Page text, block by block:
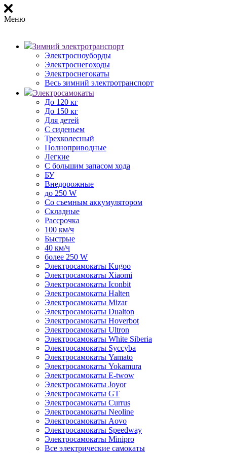
Меню
Зимний электротранспорт
Электросноуборды
Электроснегоходы
Электроснегокаты
Весь зимний электротранспорт
Электросамокаты
До 120 кг
До 150 кг
Для детей
С сиденьем
Трехколесный
Полноприводные
Легкие
С большим запасом хода
БУ
Внедорожные
до 250 W
Со съемным аккумулятором
Складные
Рассрочка
100 км/ч
Быстрые
40 км/ч
более 250 W
Электросамокаты Kugoo
Электросамокаты Xiaomi
Электросамокаты Iconbit
Электросамокаты Halten
Электросамокаты Mizar
Электросамокаты Dualton
Электросамокаты Hoverbot
Электросамокаты Ultron
Электросамокаты White Siberia
Электросамокаты Syccyba
Электросамокаты Yamato
Электросамокаты Yokamura
Электросамокаты E-twow
Электросамокаты Joyor
Электросамокаты GT
Электросамокаты Currus
Электросамокаты Neoline
Электросамокаты Aovo
Электросамокаты Speedway
Электросамокаты Minipro
Все электрические самокаты